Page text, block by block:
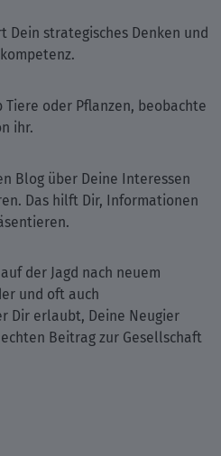
Dein strategisches Denken und
Tiere oder Pflanzen, beobachte
ihr.
Blog über Deine Interessen
Das hilft Dir, Informationen
der Jagd nach neuem
und oft auch
Dir erlaubt, Deine Neugier
Beitrag zur Gesellschaft